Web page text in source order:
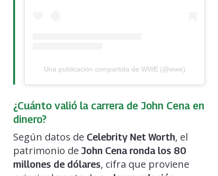
Una publicación compartida de WWE (@wwe)
¿Cuánto valió la carrera de John Cena en
dinero?
Según datos de Celebrity Net Worth, el
patrimonio de John Cena ronda los 80
millones de dólares, cifra que proviene